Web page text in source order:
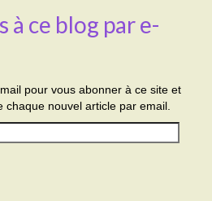
à ce blog par e-
pour vous abonner à ce site et
chaque nouvel article par email.